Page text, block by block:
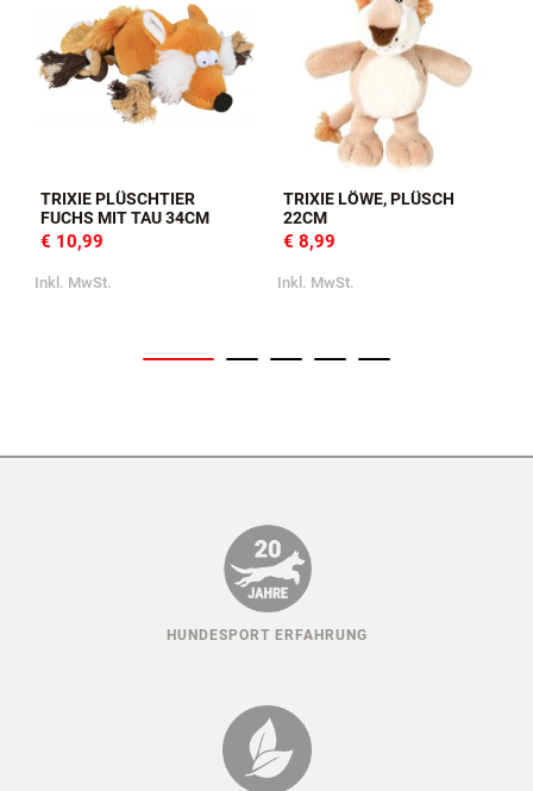
TRIXIE PLÜSCHTIER
FUCHS MIT TAU 34CM
€ 10,99
Inkl. MwSt.
TRIXIE LÖWE, PLÜSCH
22CM
€ 8,99
Inkl. MwSt.
HUNDESPORT ERFAHRUNG